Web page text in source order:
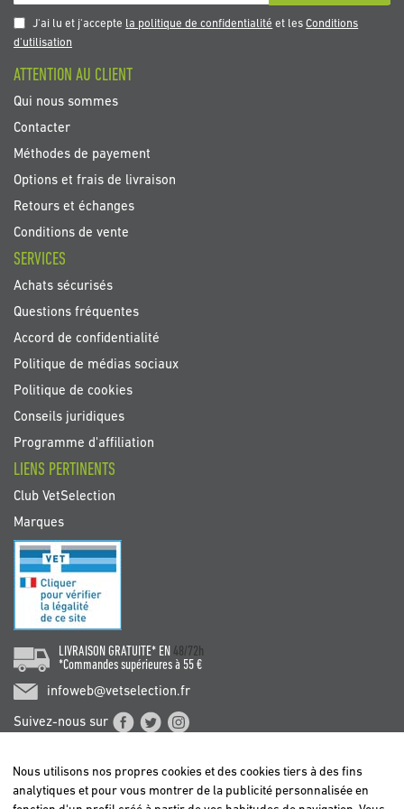
à
notre
newsletter
J'ai lu et j'accepte la politique de confidentialité et lesConditions
d'utilisation
ATTENTION AU CLIENT
Qui nous sommes
Contacter
Méthodes de payement
Options et frais de livraison
Retours et échanges
Conditions de vente
SERVICES
Achats sécurisés
Questions fréquentes
Accord de confidentialité
Politique de médias sociaux
Politique de cookies
Conseils juridiques
Programme d'affiliation
LIENS PERTINENTS
Club VetSelection
Marques
LIVRAISON GRATUITE* EN 48/72h
*Commandes supérieures à 55 €
infoweb@vetselection.fr
Suivez-nous sur
Nous utilisons nos propres cookies et des cookies tiers à des fins
analytiques et pour vous montrer de la publicité personnalisée en